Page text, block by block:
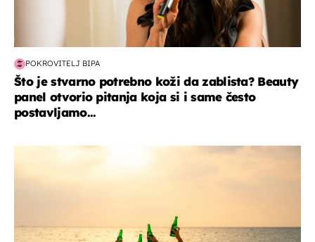
POKROVITELJ BIPA
Što je stvarno potrebno koži da zablista? Beauty
panel otvorio pitanja koja si i same često
postavljamo...